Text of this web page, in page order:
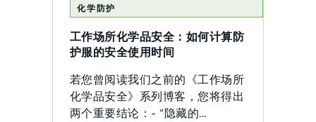
化学防护
工作场所化学品安全：如何计算防
护服的安全使用时间
若您曾阅读我们之前的《工作场所
化学品安全》系列博客，您将得出
两个重要结论：- “隐藏的...